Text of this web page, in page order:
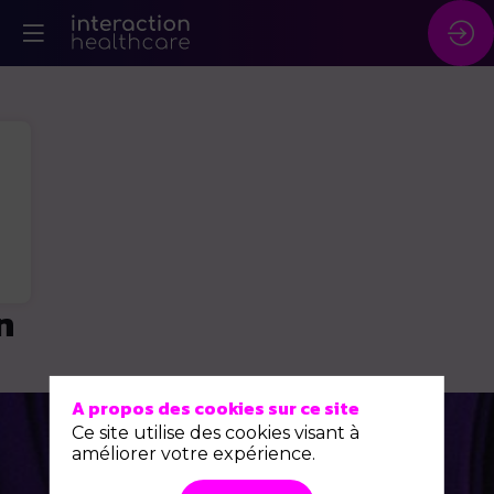
A propos des cookies sur ce site
Ce site utilise des cookies visant à
améliorer votre expérience.